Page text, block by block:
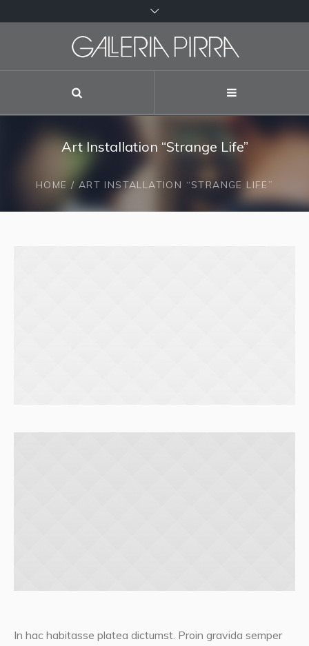
Art Installation “Strange Life”
HOME / ART INSTALLATION “STRANGE LIFE”
In hac habitasse platea dictumst. Proin gravida semper